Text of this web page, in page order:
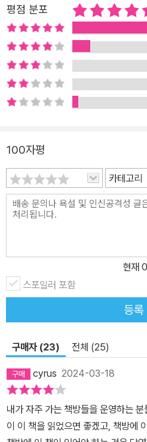
게 된다. 산부인과 의사마저 여성 환
지 모르면 심리적인 문제로 치부하
소한 ‘여자들 문제’ 정도로 경시된다
책에도 진전이 없다. 실제로 지금도
을 고려하지 않고 붕산과 항생제를
초토화하는가 하면, 자궁내막증 치료
생리학적으로 유독 복잡하게 타고나
방치되고 구시대적인 치료 방식이 만
해답을 찾기 위해 의학의 역사를 거
에서 연구하고 있는 동시대 과학자들
격적인 사실과 맞닥뜨린다. 연구할
둘러싼 유구한 수치심·오명·침묵이 자리 잡고
지’들이 이룩한 세계에서 방치된 여
로이트 등 과학의 ‘아버지’들이 여
대 과학계로 이어진 성편향이 불러온 지식
연방 규정이 마련됐을 만큼, 인류 역
은 보편적인 과학 탐구 주제에서 제외
양 의학이 시작된 고대 그리스까지 거
라테스는 주로 산파들이 전해주는 말
날 해부학 교과서에 쓰이는 여성 생
평점 분포
100자평
카테고리
현재 0
스포일러 포함
등록
구매자 (23) 전체 (25)
cyrus 2024-03-18
내가 자주 가는 책방들을 운영하는
이 이 책을 읽었으면 좋겠고, 책방에